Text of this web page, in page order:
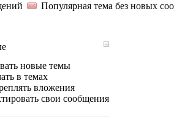
Популярная тема без новых
новые темы
в темах
вложения
свои сообщения